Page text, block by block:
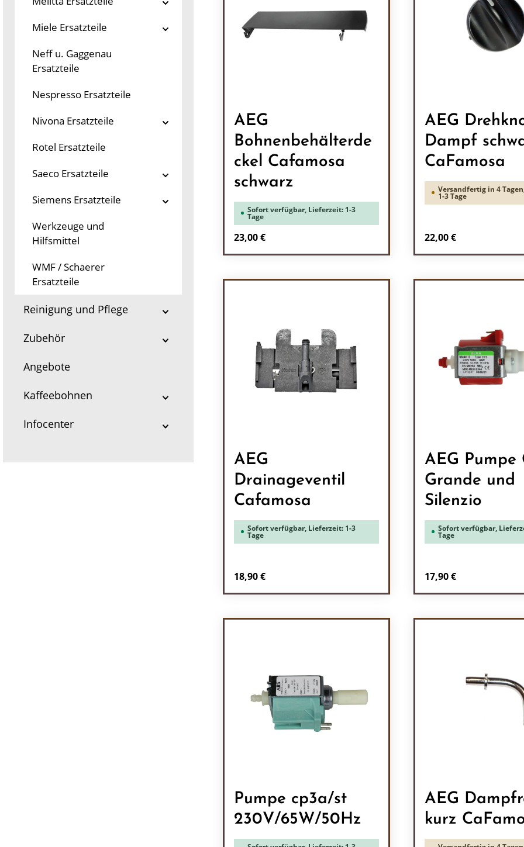
Miele Ersatzteile
Neff u. Gaggenau
Ersatzteile
Nespresso Ersatzteile
Nivona Ersatzteile
Rotel Ersatzteile
Saeco Ersatzteile
Siemens Ersatzteile
Werkzeuge und
Hilfsmittel
WMF / Schaerer
Ersatzteile
Reinigung und Pflege
Zubehör
Angebote
Kaffeebohnen
Infocenter
AEG
Bohnenbehälterde
ckel Cafamosa
schwarz
Sofort verfügbar, Lieferzeit: 1-3
Tage
Regulärer Preis:
23,00 €
AEG
Dampf
CaFamosa
Versandfertig in 4
1-3 Tage
Regulärer Preis:
22,00 €
AEG
Drainageventil
Cafamosa
Sofort verfügbar, Lieferzeit: 1-3
Tage
Regulärer Preis:
18,90 €
AEG Pumpe
Grande und
Silenzio
Sofort verfügbar,
Tage
Regulärer Preis:
17,90 €
Pumpe cp3a/st
230V/65W/50Hz
AEG
kurz